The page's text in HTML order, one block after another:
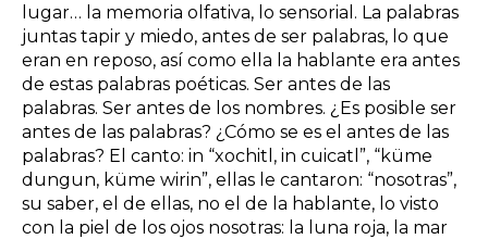
lugar… la memoria olfativa, lo sensorial. La palabras
juntas tapir y miedo, antes de ser palabras, lo que
eran en reposo, así como ella la hablante era antes
de estas palabras poéticas. Ser antes de las
palabras. Ser antes de los nombres. ¿Es posible ser
antes de las palabras? ¿Cómo se es el antes de las
palabras? El canto: in “xochitl, in cuicatl”, “küme
dungun, küme wirin”, ellas le cantaron: “nosotras”,
su saber, el de ellas, no el de la hablante, lo visto
con la piel de los ojos nosotras: la luna roja, la mar